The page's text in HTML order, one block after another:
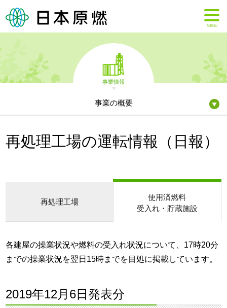
MENU
事業情報
事業の概要
再処理工場の運転情報（日報）
再処理工場
使用済燃料
受入れ・貯蔵施設
各建屋の操業状況や燃料の受入れ状況について、17時20分
までの操業状況を翌日15時までを目処に掲載しています。
2019年12月6日発表分